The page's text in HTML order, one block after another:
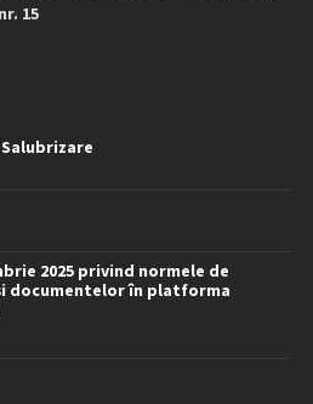
15
2025 privind normele de
documentelor în platforma